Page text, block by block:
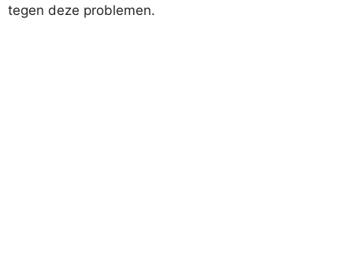
tegen deze problemen.